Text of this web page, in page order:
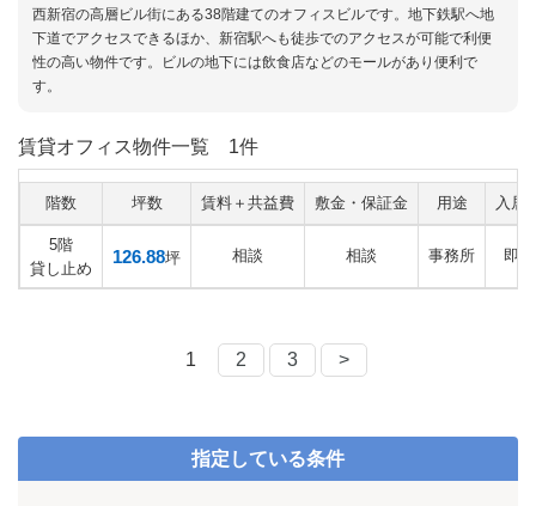
西新宿の高層ビル街にある38階建てのオフィスビルです。地下鉄駅へ地
下道でアクセスできるほか、新宿駅へも徒歩でのアクセスが可能で利便
性の高い物件です。ビルの地下には飲食店などのモールがあり便利で
す。
賃貸オフィス物件一覧 1件
階数 坪数 賃料＋共益費 敷金・保証金 用途 入居
5階
貸し止め
126.88坪 相談 相談 事務所 即日
1 2 3 >
指定している条件